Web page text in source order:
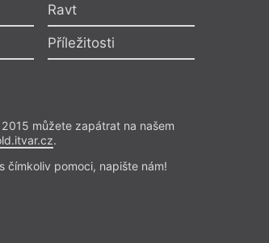
Ravt
Příležitosti
můžete zapátrat na našem
.
čímkoliv pomoci, napište nám!